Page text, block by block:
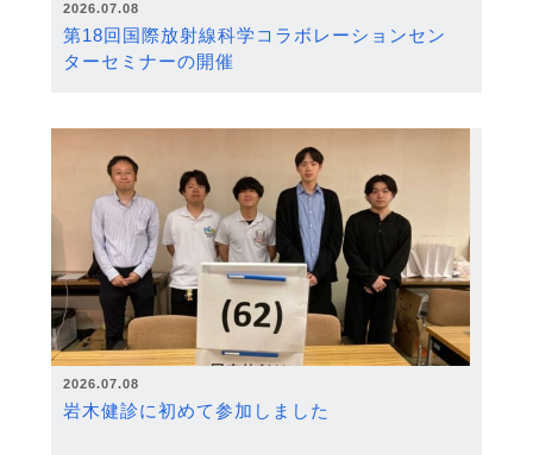
2026.07.08
第18回国際放射線科学コラボレーションセン
ターセミナーの開催
2026.07.08
岩木健診に初めて参加しました